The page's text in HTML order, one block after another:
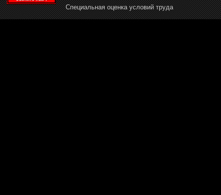
Специальная оценка условий труда